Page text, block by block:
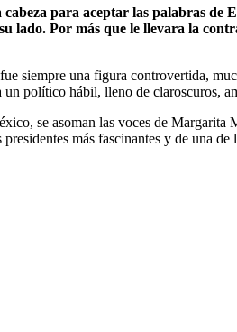
para aceptar las palabras de
lado. Por más que le llevara la
siempre una figura controvertida,
político hábil, lleno de claroscuros,
se asoman las voces de
más fascinantes y de una de